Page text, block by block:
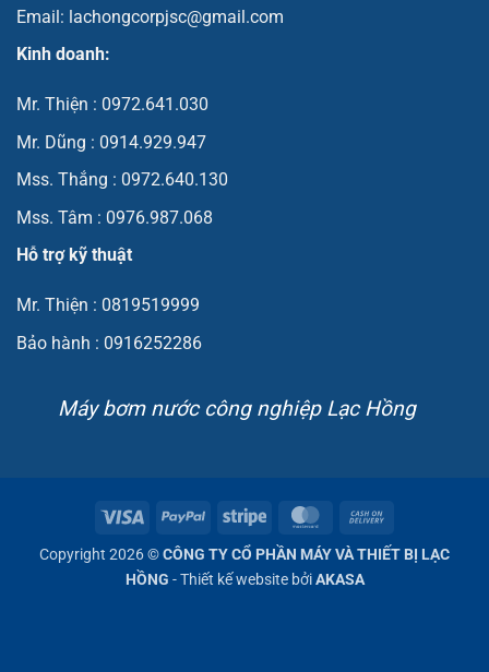
Email: lachongcorpjsc@gmail.com
Kinh doanh:
Mr. Thiện : 0972.641.030
Mr. Dũng : 0914.929.947
Mss. Thắng : 0972.640.130
Mss. Tâm : 0976.987.068
Hỗ trợ kỹ thuật
Mr. Thiện : 0819519999
Bảo hành : 0916252286
Máy bơm nước công nghiệp Lạc Hồng
Visa PayPal Stripe MasterCard
On
Delivery
Copyright 2026 ©CÔNG TY CỔ PHẦN MÁY VÀ THIẾT BỊ LẠC
HỒNG - Thiết kế website bởiAKASA